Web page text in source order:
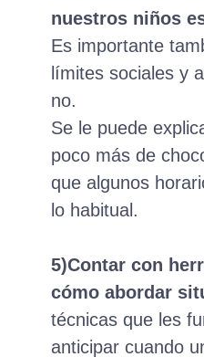
nuestros niños
Es importante
límites sociales y
no.
Se le puede
poco más de
que algunos
lo habitual.
5)Contar con
cómo abordar
técnicas que les
anticipar cuando